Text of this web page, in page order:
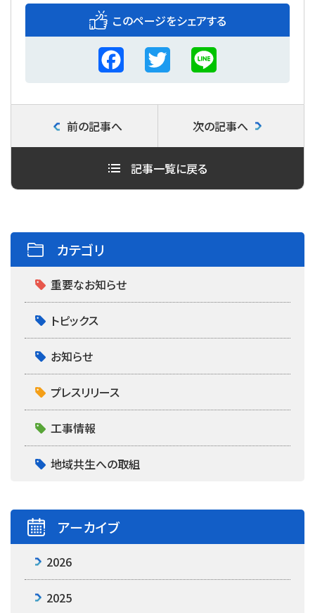
このページをシェアする
F
a
c
e
o
k
T
w
i
t
e
L
i
n
e
前の記事へ
記事一覧に戻る
次の記事へ
カテゴリ
重要なお知らせ
トピックス
お知らせ
プレスリリース
工事情報
地域共生への取組
アーカイブ
2026
2025